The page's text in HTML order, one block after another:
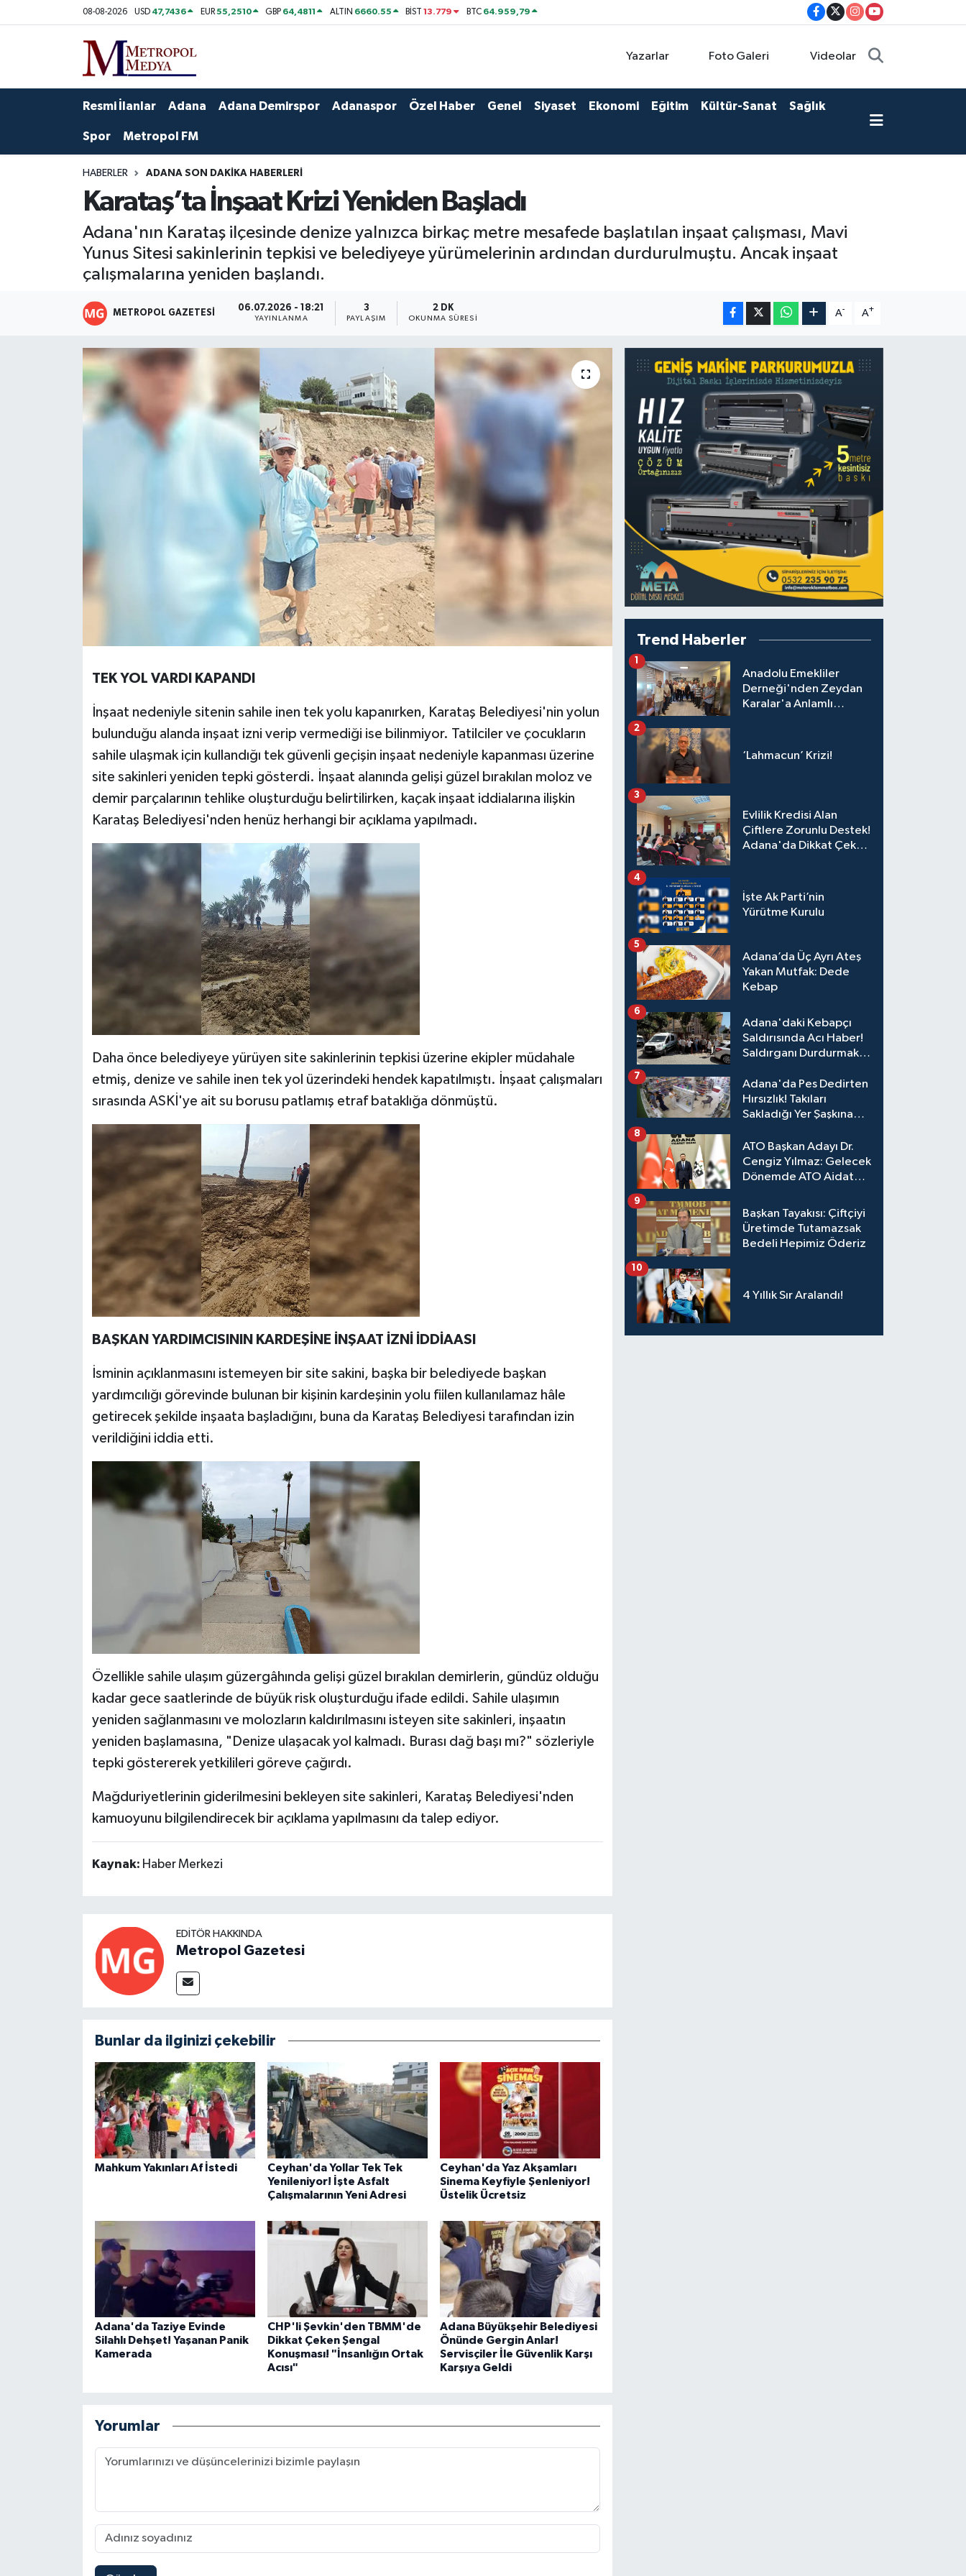
08-08-2026 USD 47,7436 EUR55,2510 GBP 64,4811 ALTIN 6660.55 BİST13.779 BTC 64.959,79
Yazarlar Foto Galeri Videolar
Resmi İlanlar Adana Adana Demirspor Adanaspor Özel Haber Genel Siyaset Ekonomi Eğitim Kültür-Sanat Sağlık
Spor Metropol FM
HABERLER ADANA SON DAKIKA HABERLERI
Karataş’ta İnşaat Krizi Yeniden Başladı
Adana'nın Karataş ilçesinde denize yalnızca birkaç metre mesafede başlatılan inşaat çalışması, Mavi
Yunus Sitesi sakinlerinin tepkisi ve belediyeye yürümelerinin ardından durdurulmuştu. Ancak inşaat
çalışmalarına yeniden başlandı.
METROPOL GAZETESI 06.07.2026 - 18:21
YAYINLANMA
3
PAYLAŞIM
2 DK
OKUNMA SÜRESI
A- A+
TEK YOL VARDI KAPANDI
İnşaat nedeniyle sitenin sahile inen tek yolu kapanırken, Karataş Belediyesi'nin yolun
bulunduğu alanda inşaat izni verip vermediği ise bilinmiyor. Tatilciler ve çocukların
sahile ulaşmak için kullandığı tek güvenli geçişin inşaat nedeniyle kapanması üzerine
site sakinleri yeniden tepki gösterdi. İnşaat alanında gelişi güzel bırakılan moloz ve
demir parçalarının tehlike oluşturduğu belirtilirken, kaçak inşaat iddialarına ilişkin
Karataş Belediyesi'nden henüz herhangi bir açıklama yapılmadı.
Daha önce belediyeye yürüyen site sakinlerinin tepkisi üzerine ekipler müdahale
etmiş, denize ve sahile inen tek yol üzerindeki hendek kapatılmıştı. İnşaat çalışmaları
sırasında ASKİ'ye ait su borusu patlamış etraf bataklığa dönmüştü.
BAŞKAN YARDIMCISININ KARDEŞİNE İNŞAAT İZNİ İDDİAASI
İsminin açıklanmasını istemeyen bir site sakini, başka bir belediyede başkan
yardımcılığı görevinde bulunan bir kişinin kardeşinin yolu fiilen kullanılamaz hâle
getirecek şekilde inşaata başladığını, buna da Karataş Belediyesi tarafından izin
verildiğini iddia etti.
Özellikle sahile ulaşım güzergâhında gelişi güzel bırakılan demirlerin, gündüz olduğu
kadar gece saatlerinde de büyük risk oluşturduğu ifade edildi. Sahile ulaşımın
yeniden sağlanmasını ve molozların kaldırılmasını isteyen site sakinleri, inşaatın
yeniden başlamasına, "Denize ulaşacak yol kalmadı. Burası dağ başı mı?" sözleriyle
tepki göstererek yetkilileri göreve çağırdı.
Mağduriyetlerinin giderilmesini bekleyen site sakinleri, Karataş Belediyesi'nden
kamuoyunu bilgilendirecek bir açıklama yapılmasını da talep ediyor.
Kaynak: Haber Merkezi
EDITÖR HAKKINDA
Metropol Gazetesi
Bunlar da ilginizi çekebilir
Mahkum Yakınları Af İstedi
Ceyhan'da Yollar Tek Tek
Yenileniyor! İşte Asfalt
Çalışmalarının Yeni Adresi
Ceyhan'da Yaz Akşamları
Sinema Keyfiyle Şenleniyor!
Üstelik Ücretsiz
Adana'da Taziye Evinde
Silahlı Dehşet! Yaşanan Panik
Kamerada
CHP'li Şevkin'den TBMM'de
Dikkat Çeken Şengal
Konuşması! "İnsanlığın Ortak
Acısı"
Adana Büyükşehir Belediyesi
Önünde Gergin Anlar!
Servisçiler İle Güvenlik Karşı
Karşıya Geldi
Yorumlar
Trend Haberler
Anadolu Emekliler
Derneği'nden Zeydan
Karalar'a Anlamlı
1
‘Lahmacun’ Krizi!
2
Evlilik Kredisi Alan
Çiftlere Zorunlu Destek!
Adana'da Dikkat Çeken
3
İşte Ak Parti’nin
Yürütme Kurulu
4
Adana’da Üç Ayrı Ateş
Yakan Mutfak: Dede
Kebap
5
Adana'daki Kebapçı
Saldırısında Acı Haber!
Saldırganı Durdurmak
Kaybetti
6
Adana'da Pes Dedirten
Hırsızlık! Takıları
Sakladığı Yer Şaşkına
7
ATO Başkan Adayı Dr.
Cengiz Yılmaz: Gelecek
Dönemde ATO Aidat
Üyelerimize Ve
Adana'ya Yatırılacak
8
Başkan Tayakısı: Çiftçiyi
Üretimde Tutamazsak
Bedeli Hepimiz Öderiz
9
4 Yıllık Sır Aralandı!
10
Ekonomi
Özel Haberler
Yerel Yönetim
Kültür-Sanat
Magazin
Resmi İlanlar
Yazarlar
Foto Galeri
Seyhan Nöbetçi Eczaneler
Seyhan Hava Durumu
Tüm Manşetler
Son Dakika Haberleri
Haber Arşivi